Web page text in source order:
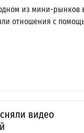
из мини-рынков
отношения с
видео